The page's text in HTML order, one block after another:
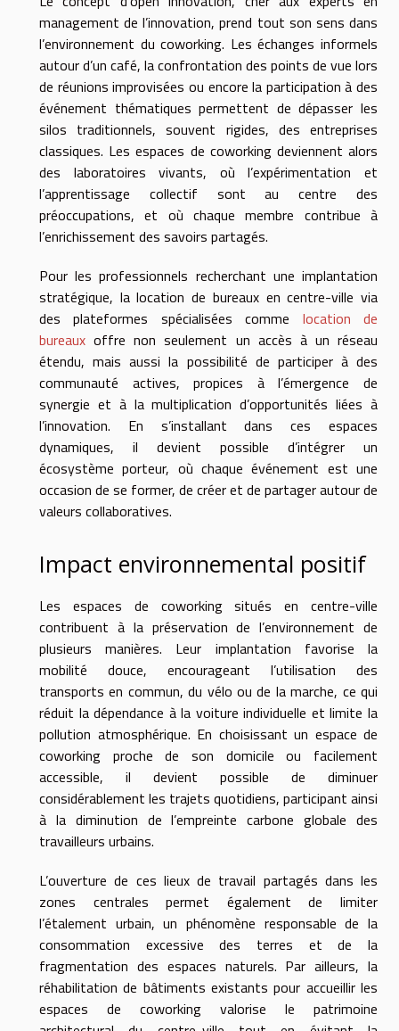
management de l’innovation, prend tout son sens dans
l’environnement du coworking. Les échanges informels
autour d’un café, la confrontation des points de vue lors
de réunions improvisées ou encore la participation à des
événement thématiques permettent de dépasser les
silos traditionnels, souvent rigides, des entreprises
classiques. Les espaces de coworking deviennent alors
des laboratoires vivants, où l’expérimentation et
l’apprentissage collectif sont au centre des
préoccupations, et où chaque membre contribue à
l’enrichissement des savoirs partagés.
Pour les professionnels recherchant une implantation
stratégique, la location de bureaux en centre-ville via
des plateformes spécialisées comme location de
bureaux offre non seulement un accès à un réseau
étendu, mais aussi la possibilité de participer à des
communauté actives, propices à l’émergence de
synergie et à la multiplication d’opportunités liées à
l’innovation. En s’installant dans ces espaces
dynamiques, il devient possible d’intégrer un
écosystème porteur, où chaque événement est une
occasion de se former, de créer et de partager autour de
valeurs collaboratives.
Impact environnemental positif
Les espaces de coworking situés en centre-ville
contribuent à la préservation de l’environnement de
plusieurs manières. Leur implantation favorise la
mobilité douce, encourageant l’utilisation des
transports en commun, du vélo ou de la marche, ce qui
réduit la dépendance à la voiture individuelle et limite la
pollution atmosphérique. En choisissant un espace de
coworking proche de son domicile ou facilement
accessible, il devient possible de diminuer
considérablement les trajets quotidiens, participant ainsi
à la diminution de l’empreinte carbone globale des
travailleurs urbains.
L’ouverture de ces lieux de travail partagés dans les
zones centrales permet également de limiter
l’étalement urbain, un phénomène responsable de la
consommation excessive des terres et de la
fragmentation des espaces naturels. Par ailleurs, la
réhabilitation de bâtiments existants pour accueillir les
espaces de coworking valorise le patrimoine